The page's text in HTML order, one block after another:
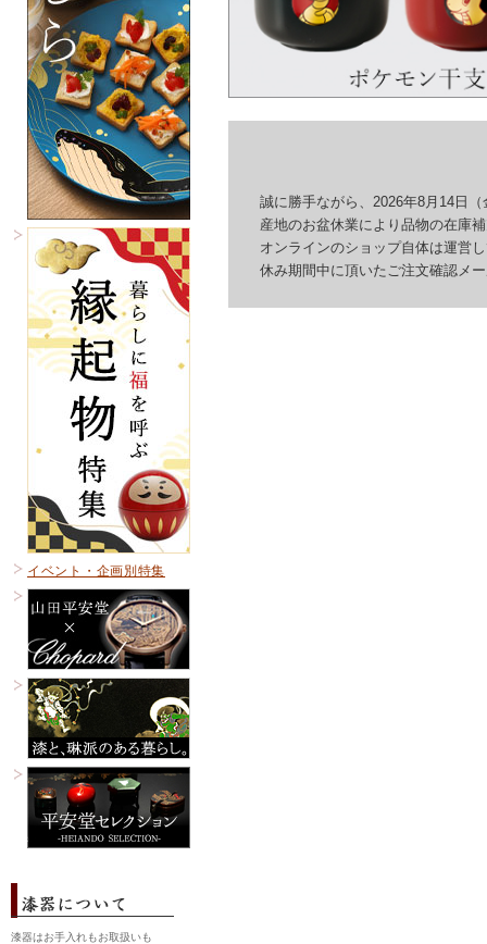
イベント・企画別特集
漆器はお手入れもお取扱いも
誠に勝手ながら、2026年8月14日（
産地のお盆休業により品物の在庫補
オンラインのショップ自体は運営し
休み期間中に頂いたご注文確認メー